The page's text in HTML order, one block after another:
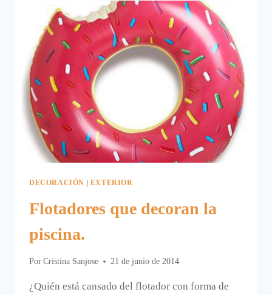
DECORACIÓN | EXTERIOR
Flotadores que decoran la
piscina.
Por Cristina Sanjose 21 de junio de 2014
¿Quién está cansado del flotador con forma de